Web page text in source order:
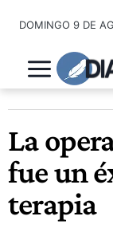
contenido
DOMINGO 9 DE
La
fue un
terapia